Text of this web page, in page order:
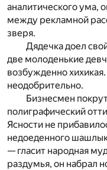
аналитического ума,
между рекламной
зверя.
Дядечка доел
две молоденькие
возбужденно
неодобрительно.
Бизнесмен
полиграфический
Ясности не
недоеденного
— гласит народная
раздумья, он набрал